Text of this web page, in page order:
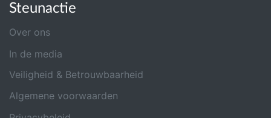
Steunactie
Over ons
In de media
Veiligheid & Betrouwbaarheid
Algemene voorwaarden